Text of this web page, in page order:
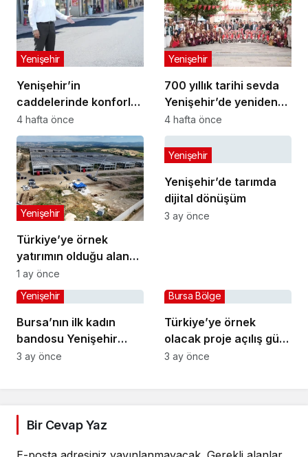
Yenişehir’in
caddelerinde konforlu
yolculuk
Yenişehir
4 hafta önce
700 yıllık tarihi sevda
Yenişehir’de yeniden
hayat buldu
Yenişehir
4 hafta önce
Türkiye’ye örnek
yatırımın olduğu alana
jandarma karakolu
yapılıyor
Yenişehir
1 ay önce
Yenişehir’de tarımda
dijital dönüşüm
Yenişehir
3 ay önce
Bursa’nın ilk kadın
bandosu Yenişehir
sokaklarında
Yenişehir
3 ay önce
Türkiye’ye örnek
olacak proje açılış gün
sayıyor
Bursa Bölge
3 ay önce
Bir Cevap Yaz